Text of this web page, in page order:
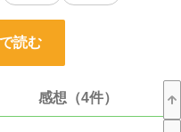
読む
感想（4件）